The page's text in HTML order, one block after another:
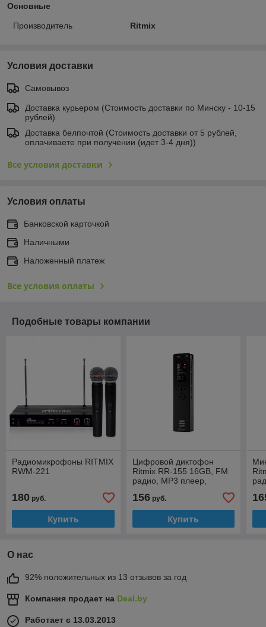
Основные
Производитель Ritmix
Условия доставки
Самовывоз
Доставка курьером (Стоимость доставки по Минску - 10-15
рублей)
Доставка белпочтой (Стоимость доставки от 5 рублей,
оплачиваете при получении (идет 3-4 дня))
Все условия доставки
Условия оплаты
Банковской карточкой
Наличными
Наложенный платеж
Все условия оплаты
Подобные товары компании
Радиомикрофоны RITMIX
RWM-221
180 руб.
Купить
Цифровой диктофон
Ritmix RR-155 16GB, FM
радио, MP3 плеер,
работы до 13 часов
156руб.
Купить
О нас
92% положительных из 13 отзывов за год
Компания продает на Deal.by
Работает с 13.03.2013